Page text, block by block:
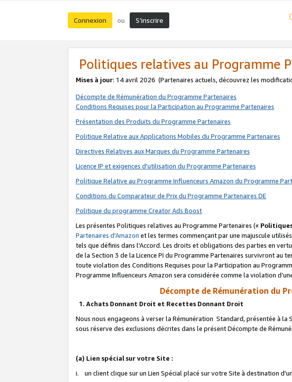
Connexion ou S’inscrire
Politiques relatives au Programme
Mises à jour: 14 avril 2026 (Partenaires actuels, découvrez les
Décompte de Rémunération du Programme Partenaires
Conditions Requises pour la Participation au Programme Partenaires
Présentation des Produits du Programme Partenaires
Politique Relative aux Applications Mobiles du Programme Partenaires
Directives Relatives aux Marques du Programme Partenaires
Licence IP et exigences d'utilisation du Programme Partenaires
Politique Relative au Programme Influenceurs Amazon du Programme
Conditions du Comparateur de Prix du Programme Partenaires DE
Politique du programme Creator Ads Boost
Les présentes Politiques relatives au Programme Partenaires («
Partenaires d'Amazon et les termes commençant par une majuscule
tels que définis dans l'Accord. Les droits et obligations des parties en
de la Section 3 de la Licence PI du Programme Partenaires survivront au
toute violation des Conditions Requises pour la Participation au
Programme Influenceurs Amazon sera considérée comme la violation
Décompte de Rémunération du
1. Achats Donnant Droit et Recettes Donnant Droit
Nous nous engageons à verser la Rémunération Standard, présentée à
sous réserve des exclusions décrites dans le présent Décompte de
(a) Lien spécial sur votre Site :
i. un client clique sur un Lien Spécial placé sur votre Site à destination